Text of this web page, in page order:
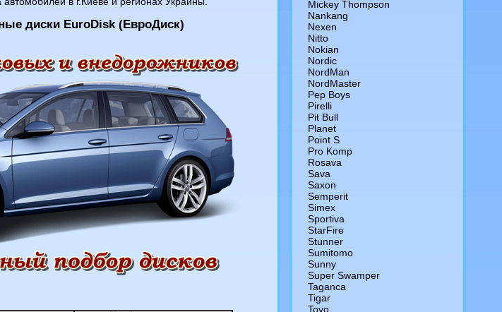
диски EuroDisk (ЕвроДиск)
Mickey Thompson
Nankang
Nexen
Nitto
Nokian
Nordic
NordMan
NordMaster
Pep Boys
Pirelli
Pit Bull
Planet
Point S
Pro Komp
Rosava
Sava
Saxon
Semperit
Simex
Sportiva
StarFire
Stunner
Sumitomo
Sunny
Super Swamper
Taganca
Tigar
Toyo